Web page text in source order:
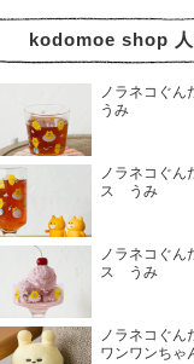
kodomoe shop
ノラネコぐん
うみ
ノラネコぐん
ス うみ
ノラネコぐん
ス うみ
ノラネコぐ
ワンワンちゃ